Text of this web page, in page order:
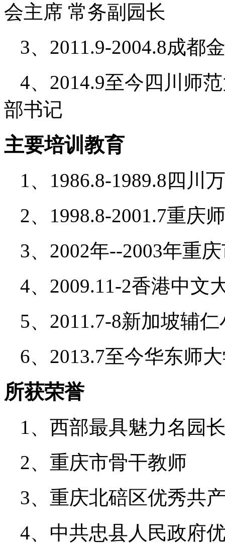
会主席 常务副园长
3、2011.9-2004.8成都
4、2014.9至今四川师
部书记
主要培训教育
1、1986.8-1989.8四川
2、1998.8-2001.7重庆
3、2002年--2003年重
4、2009.11-2香港中文
5、2011.7-8新加坡辅
6、2013.7至今华东师
所获荣誉
1、西部最具魅力名园
2、重庆市骨干教师
3、重庆北碚区优秀共
4、中共忠县人民政府